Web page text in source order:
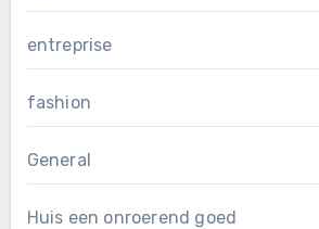
entreprise
fashion
General
Huis een onroerend goed